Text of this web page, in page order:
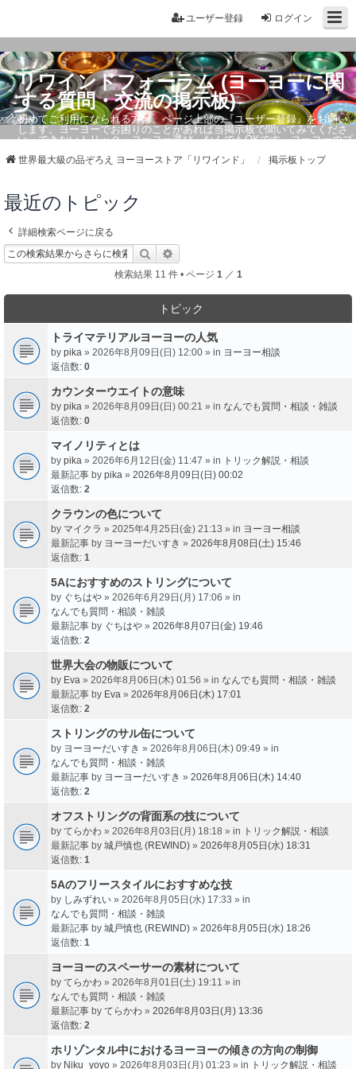
ログイン
ユーザー登録
リワインドフォーラム (ヨーヨーに関
する質問・交流の掲示板)
初めてご利用になられる方は、ページ上部の『ユーザー登録』をお願い
します。ヨーヨーでお困りのことがあれば当掲示板で聞いてみてくださ
い。できないトリック・ヨーヨー選び、なんでもOKです。ヨーヨーのプ
世界最大級の品ぞろえ ヨーヨーストア「リワインド」 掲示板トップ
最近のトピック
詳細検索ページに戻る
検索
検索結果 11 件 • ページ 1 ／ 1
トピック
トライマテリアルヨーヨーの人気
by pika » 2026年8月09日(日) 12:00 » in ヨーヨー相談
返信数: 0
カウンターウエイトの意味
by pika » 2026年8月09日(日) 00:21 » in なんでも質問・相談・雑談
返信数: 0
マイノリティとは
by pika » 2026年6月12日(金) 11:47 » in トリック解説・相談
最新記事 by pika » 2026年8月09日(日) 00:02
返信数: 2
クラウンの色について
by マイクラ » 2025年4月25日(金) 21:13 » in ヨーヨー相談
最新記事 by ヨーヨーだいすき » 2026年8月08日(土) 15:46
返信数: 1
5Aにおすすめのストリングについて
by ぐちはや » 2026年6月29日(月) 17:06 » in
なんでも質問・相談・雑談
最新記事 by ぐちはや » 2026年8月07日(金) 19:46
返信数: 2
世界大会の物販について
by Eva » 2026年8月06日(木) 01:56 » in なんでも質問・相談・雑談
最新記事 by Eva » 2026年8月06日(木) 17:01
返信数: 2
ストリングのサル缶について
by ヨーヨーだいすき » 2026年8月06日(木) 09:49 » in
なんでも質問・相談・雑談
最新記事 by ヨーヨーだいすき » 2026年8月06日(木) 14:40
返信数: 2
オフストリングの背面系の技について
by てらかわ » 2026年8月03日(月) 18:18 » in トリック解説・相談
最新記事 by 城戸慎也 (REWIND) » 2026年8月05日(水) 18:31
返信数: 1
5Aのフリースタイルにおすすめな技
by しみずれい » 2026年8月05日(水) 17:33 » in
なんでも質問・相談・雑談
最新記事 by 城戸慎也 (REWIND) » 2026年8月05日(水) 18:26
返信数: 1
ヨーヨーのスペーサーの素材について
by てらかわ » 2026年8月01日(土) 19:11 » in
なんでも質問・相談・雑談
最新記事 by てらかわ » 2026年8月03日(月) 13:36
返信数: 2
ホリゾンタル中におけるヨーヨーの傾きの方向の制御
by Niku_yoyo » 2026年8月03日(月) 01:23 » in トリック解説・相談